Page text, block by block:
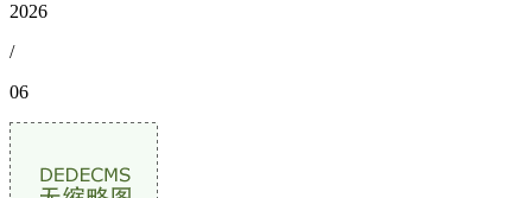
2026
/
06